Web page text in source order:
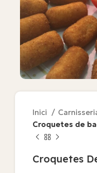
Inici
Croquetes de
Croquetes